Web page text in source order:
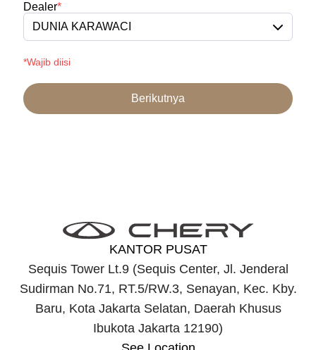
Dealer*
DUNIA KARAWACI
*Wajib diisi
Berikutnya
KANTOR PUSAT
Sequis Tower Lt.9 (Sequis Center, Jl. Jenderal
Sudirman No.71, RT.5/RW.3, Senayan, Kec. Kby.
Baru, Kota Jakarta Selatan, Daerah Khusus
Ibukota Jakarta 12190)